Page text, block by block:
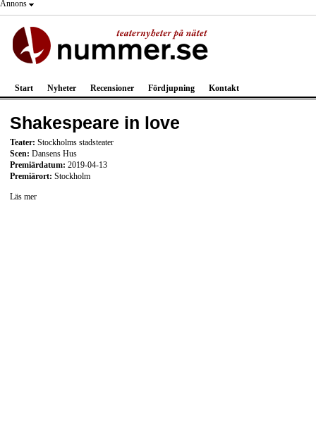
Annons
Start Nyheter Recensioner Fördjupning Kontakt
Shakespeare in love
Teater: Stockholms stadsteater
Scen: Dansens Hus
Premiärdatum: 2019-04-13
Premiärort: Stockholm
Läs mer